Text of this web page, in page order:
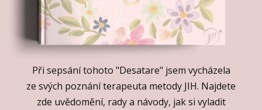
Při sepsání tohoto "Desatare" jsem vycházela
ze svých poznání terapeuta metody JIH. Najdete
zde uvědomění, rady a návody, jak si vyladit